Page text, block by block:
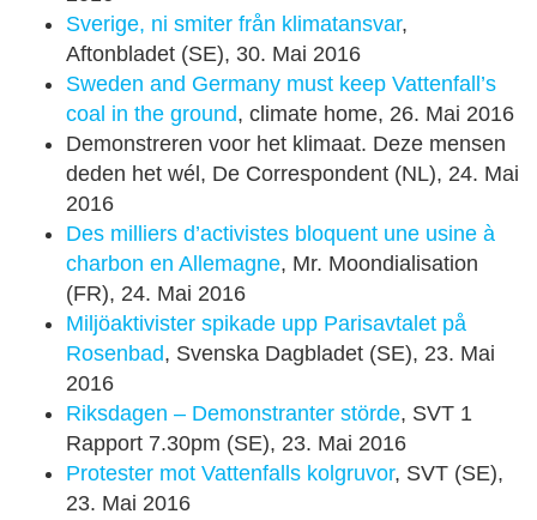
Sverige, ni smiter från klimatansvar,
Aftonbladet (SE), 30. Mai 2016
Sweden and Germany must keep Vattenfall’s
coal in the ground, climate home, 26. Mai 2016
Demonstreren voor het klimaat. Deze mensen
deden het wél, De Correspondent (NL), 24. Mai
2016
Des milliers d’activistes bloquent une usine à
charbon en Allemagne, Mr. Moondialisation
(FR), 24. Mai 2016
Miljöaktivister spikade upp Parisavtalet på
Rosenbad, Svenska Dagbladet (SE), 23. Mai
2016
Riksdagen – Demonstranter störde, SVT 1
Rapport 7.30pm (SE), 23. Mai 2016
Protester mot Vattenfalls kolgruvor, SVT (SE),
23. Mai 2016